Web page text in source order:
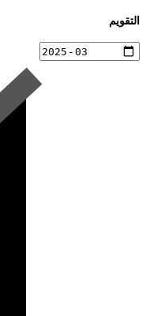
التقويم